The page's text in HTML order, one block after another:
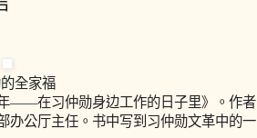
全家福
在习仲勋身边工作的日子里》。作者
办公厅主任。书中写到习仲勋文革中的一